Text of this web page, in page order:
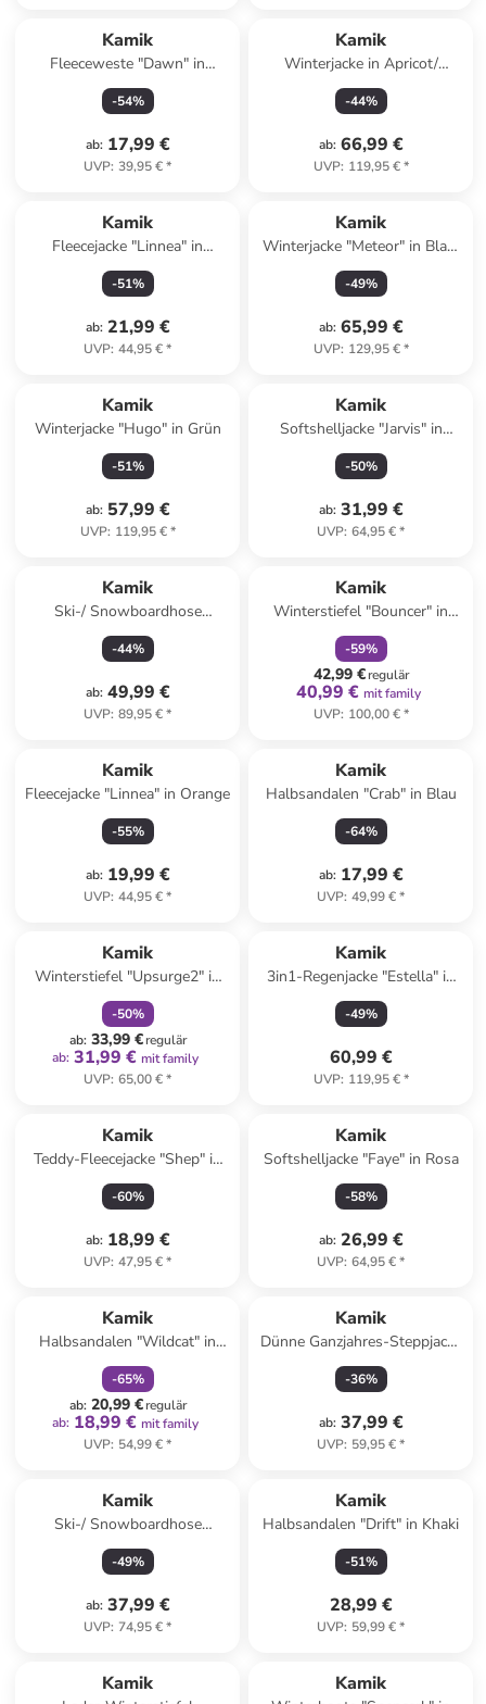
Kamik
Fleeceweste "Dawn" in
Apricot
-54%
ab: 17,99 €
UVP: 39,95 €*
Kamik
Winterjacke in Apricot/
Dunkelblau
-44%
ab: 66,99 €
UVP: 119,95 €*
Kamik
Fleecejacke "Linnea" in
Dunkelblau
-51%
ab: 21,99 €
UVP: 44,95 €*
Kamik
Winterjacke "Meteor" in Blau/
Hellbraun
-49%
ab: 65,99 €
UVP: 129,95 €*
Kamik
Winterjacke "Hugo" in Grün
-51%
ab: 57,99 €
UVP: 119,95 €*
Kamik
Softshelljacke "Jarvis" in
Dunkelblau
-50%
ab: 31,99 €
UVP: 64,95 €*
Kamik
Ski-/ Snowboardhose
"Harper" in Violett
-44%
ab: 49,99 €
UVP: 89,95 €*
Kamik
Winterstiefel "Bouncer" in
Dunkelblau
-59%
42,99 €regulär
40,99 € mit family
UVP: 100,00 €*
Kamik
Fleecejacke "Linnea" in Orange
-55%
ab: 19,99 €
UVP: 44,95 €*
Kamik
Halbsandalen "Crab" in Blau
-64%
ab: 17,99 €
UVP: 49,99 €*
Kamik
Winterstiefel "Upsurge2" in
Dunkelblau/ Blau
-50%
ab: 33,99 €regulär
ab: 31,99 € mit family
UVP: 65,00 €*
Kamik
3in1-Regenjacke "Estella" in
Pink/ Dunkelblau
-49%
60,99 €
UVP: 119,95 €*
Kamik
Teddy-Fleecejacke "Shep" in
Orange/ Dunkelblau
-60%
ab: 18,99 €
UVP: 47,95 €*
Kamik
Softshelljacke "Faye" in Rosa
-58%
ab: 26,99 €
UVP: 64,95 €*
Kamik
Halbsandalen "Wildcat" in
Dunkelblau/ Grau
-65%
ab: 20,99 €regulär
ab: 18,99 € mit family
UVP: 54,99 €*
Kamik
Dünne Ganzjahres-Steppjacke
"Neel" in Grün
-36%
ab: 37,99 €
UVP: 59,95 €*
Kamik
Ski-/ Snowboardhose
"Winkie" in Lila
-49%
ab: 37,99 €
UVP: 74,95 €*
Kamik
Halbsandalen "Drift" in Khaki
-51%
28,99 €
UVP: 59,99 €*
Kamik Kamik